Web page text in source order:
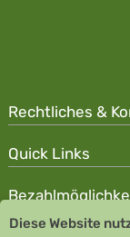
Rechtliches &
Quick Links
Diese Website